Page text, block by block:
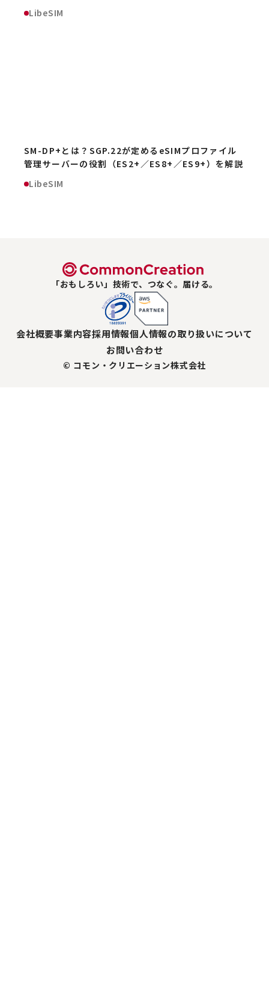
LibeSIM
SM-DP+とは？SGP.22が定めるeSIMプロファイル
管理サーバーの役割（ES2+／ES8+／ES9+）を解説
LibeSIM
「おもしろい」技術で、つなぐ。届ける。
会社概要事業内容採用情報個人情報の取り扱いについて
お問い合わせ
© コモン・クリエーション株式会社